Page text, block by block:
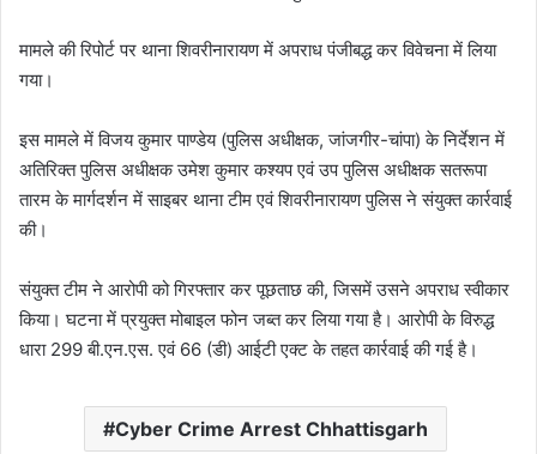
मामले की रिपोर्ट पर थाना शिवरीनारायण में अपराध पंजीबद्ध कर विवेचना में लिया
गया।
इस मामले में विजय कुमार पाण्डेय (पुलिस अधीक्षक, जांजगीर-चांपा) के निर्देशन में
अतिरिक्त पुलिस अधीक्षक उमेश कुमार कश्यप एवं उप पुलिस अधीक्षक सतरूपा
तारम के मार्गदर्शन में साइबर थाना टीम एवं शिवरीनारायण पुलिस ने संयुक्त कार्रवाई
की।
संयुक्त टीम ने आरोपी को गिरफ्तार कर पूछताछ की, जिसमें उसने अपराध स्वीकार
किया। घटना में प्रयुक्त मोबाइल फोन जब्त कर लिया गया है। आरोपी के विरुद्ध
धारा 299 बी.एन.एस. एवं 66 (डी) आईटी एक्ट के तहत कार्रवाई की गई है।
Cyber Crime Arrest Chhattisgarh